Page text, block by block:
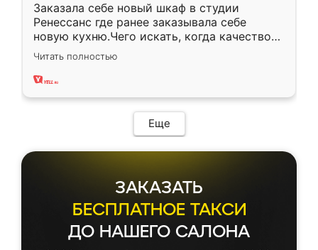
Заказала себе новый шкаф в студии
Ренессанс где ранее заказывала себе
новую кухню.Чего искать, когда качеством
вполне довольна. Служит кухня уже почти
два года, нареканий нет.
Читать полностью
Еще
ЗАКАЗАТЬ
БЕСПЛАТНОЕ ТАКСИ
ДО НАШЕГО САЛОНА